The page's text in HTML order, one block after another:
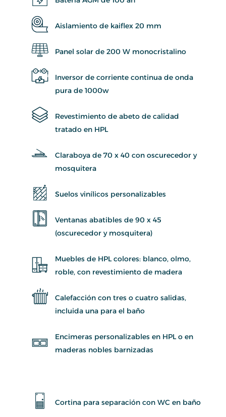
Aislamiento de kaiflex 20 mm
Panel solar de 200 W monocristalino
Inversor de corriente continua de onda
pura de 1000w
Revestimiento de abeto de calidad
tratado en HPL
Claraboya de 70 x 40 con oscurecedor y
mosquitera
Suelos vinílicos personalizables
Ventanas abatibles de 90 x 45
(oscurecedor y mosquitera)
Muebles de HPL colores: blanco, olmo,
roble, con revestimiento de madera
Calefacción con tres o cuatro salidas,
incluida una para el baño
Encimeras personalizables en HPL o en
maderas nobles barnizadas
Cortina para separación con WC en baño